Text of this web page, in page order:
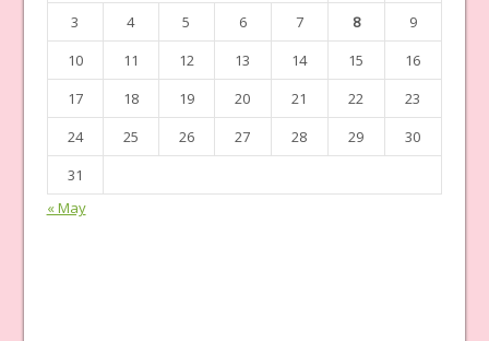
3
4 5 6 7 8
9
10
11 12 13 14 15
16
17
18 19 20 21 22
23
24
25 26 27 28 29
30
31
« May